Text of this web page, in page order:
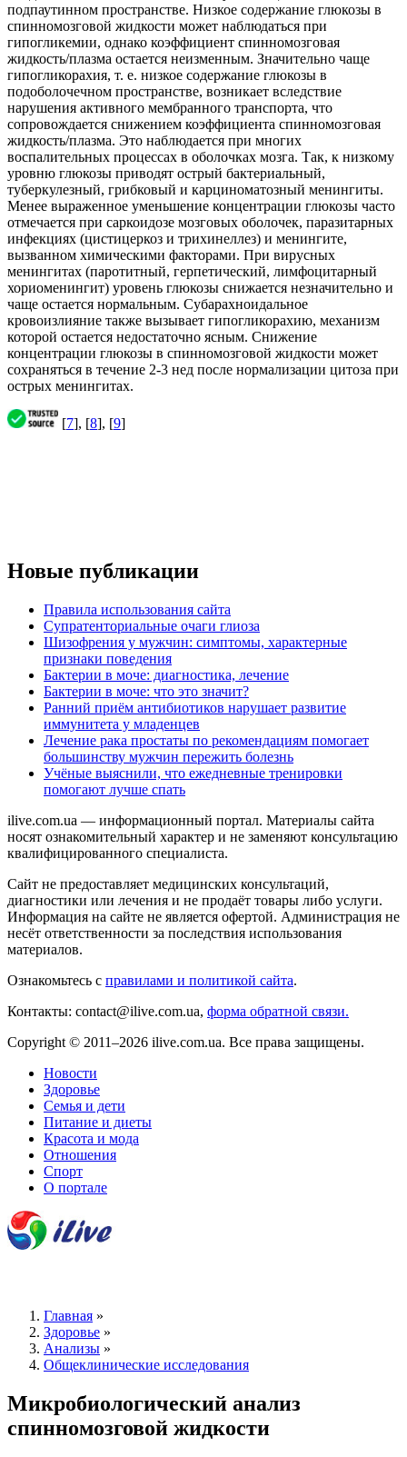
подпаутинном пространстве. Низкое содержание глюкозы в
спинномозговой жидкости может наблюдаться при
гипогликемии, однако коэффициент спинномозговая
жидкость/плазма остается неизменным. Значительно чаще
гипогликорахия, т. е. низкое содержание глюкозы в
подоболочечном пространстве, возникает вследствие
нарушения активного мембранного транспорта, что
сопровождается снижением коэффициента спинномозговая
жидкость/плазма. Это наблюдается при многих
воспалительных процессах в оболочках мозга. Так, к низкому
уровню глюкозы приводят острый бактериальный,
туберкулезный, грибковый и карциноматозный менингиты.
Менее выраженное уменьшение концентрации глюкозы часто
отмечается при саркоидозе мозговых оболочек, паразитарных
инфекциях (цистицеркоз и трихинеллез) и менингите,
вызванном химическими факторами. При вирусных
менингитах (паротитный, герпетический, лимфоцитарный
хориоменингит) уровень глюкозы снижается незначительно и
чаще остается нормальным. Субарахноидальное
кровоизлияние также вызывает гипогликорахию, механизм
которой остается недостаточно ясным. Снижение
концентрации глюкозы в спинномозговой жидкости может
сохраняться в течение 2-3 нед после нормализации цитоза при
острых менингитах.
[7], [8], [9]
Новые публикации
Правила использования сайта
Супратенториальные очаги глиоза
Шизофрения у мужчин: симптомы, характерные
признаки поведения
Бактерии в моче: диагностика, лечение
Бактерии в моче: что это значит?
Ранний приём антибиотиков нарушает развитие
иммунитета у младенцев
Лечение рака простаты по рекомендациям помогает
большинству мужчин пережить болезнь
Учёные выяснили, что ежедневные тренировки
помогают лучше спать
ilive.com.ua — информационный портал. Материалы сайта
носят ознакомительный характер и не заменяют консультацию
квалифицированного специалиста.
Сайт не предоставляет медицинских консультаций,
диагностики или лечения и не продаёт товары либо услуги.
Информация на сайте не является офертой. Администрация не
несёт ответственности за последствия использования
материалов.
Ознакомьтесь с правилами и политикой сайта.
Контакты: contact@ilive.com.ua, форма обратной связи.
Copyright © 2011–2026 ilive.com.ua. Все права защищены.
Новости
Здоровье
Семья и дети
Питание и диеты
Красота и мода
Отношения
Спорт
О портале
Главная »
Здоровье »
Анализы »
Общеклинические исследования
Микробиологический анализ
спинномозговой жидкости